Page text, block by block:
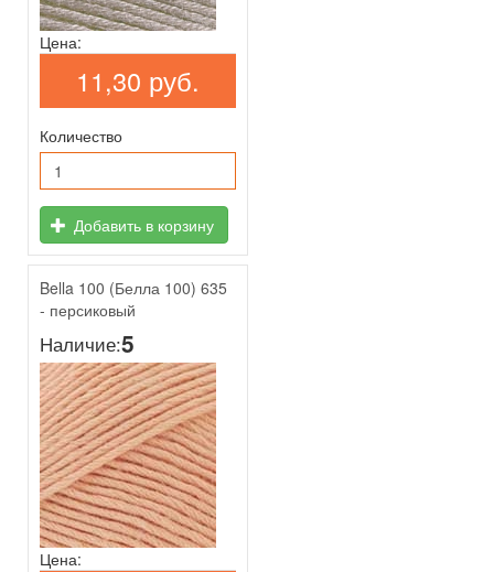
Цена:
11,30 руб.
Количество
Добавить в корзину
Bella 100 (Белла 100) 635
- персиковый
Наличие:5
Цена: